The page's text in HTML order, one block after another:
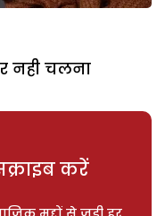
नही चलना
करें